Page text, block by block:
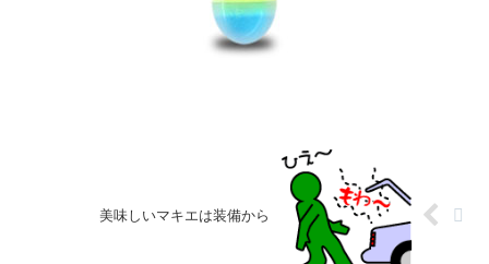
美味しいマキエは装備から